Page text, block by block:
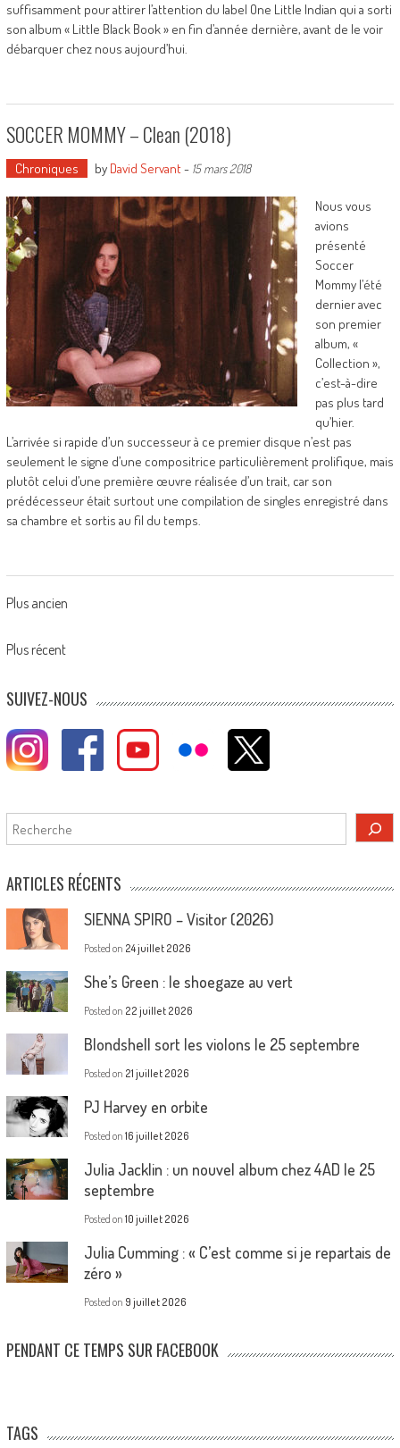
suffisamment pour attirer l’attention du label One Little Indian qui a sorti
son album « Little Black Book » en fin d’année dernière, avant de le voir
débarquer chez nous aujourd’hui.
SOCCER MOMMY – Clean (2018)
Chroniques by David Servant- 15 mars 2018
Nous vous
avions
présenté
Soccer
Mommy l’été
dernier avec
son premier
album, «
Collection »,
c’est-à-dire
pas plus tard
qu’hier.
L’arrivée si rapide d’un successeur à ce premier disque n’est pas
seulement le signe d’une compositrice particulièrement prolifique, mais
plutôt celui d’une première œuvre réalisée d’un trait, car son
prédécesseur était surtout une compilation de singles enregistré dans
sa chambre et sortis au fil du temps.
Posts
navigation
Plus ancien
Plus récent
SUIVEZ-NOUS
Rechercher
ARTICLES RÉCENTS
SIENNA SPIRO – Visitor (2026)
Posted on 24 juillet 2026
She’s Green : le shoegaze au vert
Posted on 22 juillet 2026
Blondshell sort les violons le 25 septembre
Posted on 21 juillet 2026
PJ Harvey en orbite
Posted on 16 juillet 2026
Julia Jacklin : un nouvel album chez 4AD le 25
septembre
Posted on 10 juillet 2026
Julia Cumming : « C’est comme si je repartais de
zéro »
Posted on 9 juillet 2026
PENDANT CE TEMPS SUR FACEBOOK
TAGS